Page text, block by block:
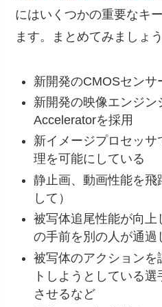
にはいくつかの重要なキ
ます。まとめてみましょう
新開発のCMOSセンサ
新開発の映像エンジン
Acceleratorを採用
新イメージプロセッ
理を可能にしている
静止画、動画性能を
して）
被写体追尾性能が向上
の手前を別の人が通過
被写体のアクション
トしようとしている
させるなど